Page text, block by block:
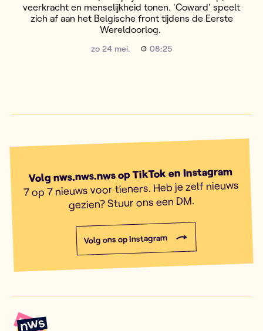
veerkracht en menselijkheid tonen. 'Coward' speelt
zich af aan het Belgische front tijdens de Eerste
Wereldoorlog.
zo 24 mei. 08:25
Volg nws.nws.nws op TikTok en Instagram
7 op 7 nieuws voor tieners. Heb je zelf nieuws
gezien? Stuur ons een DM.
Volg ons op Instagram